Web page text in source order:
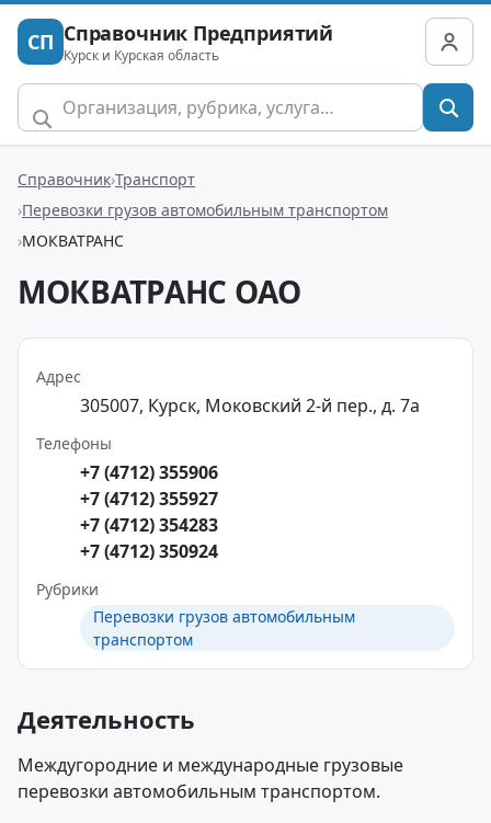
СП Справочник Предприятий
Курск и Курская область
Справочник Транспорт
Перевозки грузов автомобильным транспортом
МОКВАТРАНС
МОКВАТРАНС ОАО
Адрес
305007, Курск, Моковский 2-й пер., д. 7а
Телефоны
+7 (4712) 355906
+7 (4712) 355927
+7 (4712) 354283
+7 (4712) 350924
Рубрики
Перевозки грузов автомобильным
транспортом
Деятельность
Междугородние и международные грузовые
перевозки автомобильным транспортом.